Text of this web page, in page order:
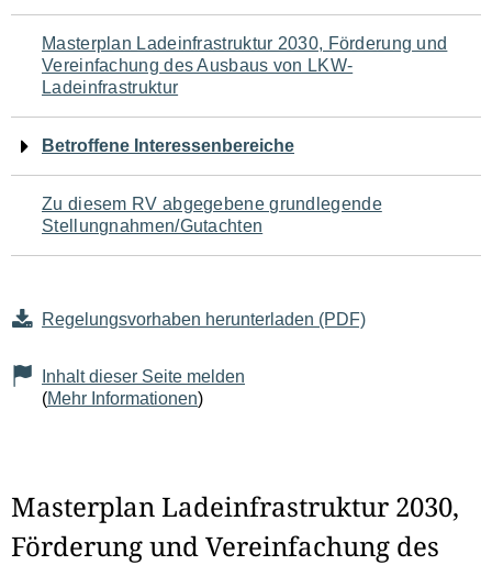
Navigation
für
den
Seiteninhalt
Masterplan Ladeinfrastruktur 2030, Förderung und
Vereinfachung des Ausbaus von LKW-
Ladeinfrastruktur
Betroffene Interessenbereiche
Zu diesem RV abgegebene grundlegende
Stellungnahmen/Gutachten
Regelungsvorhaben herunterladen (PDF)
Inhalt dieser Seite melden
(Mehr Informationen)
Masterplan Ladeinfrastruktur 2030,
Förderung und Vereinfachung des